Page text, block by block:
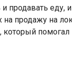
продавать
продажу на
который